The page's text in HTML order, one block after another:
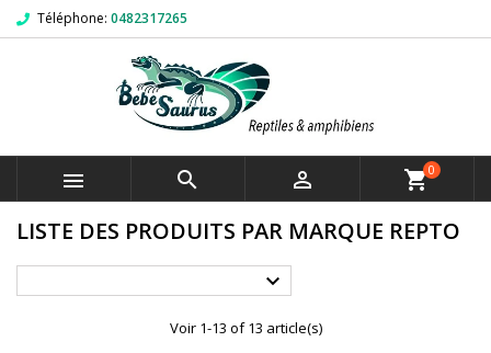
Téléphone: 0482317265
   shopping_cart0
LISTE DES PRODUITS PAR MARQUE REPTO

Voir 1-13 of 13 article(s)